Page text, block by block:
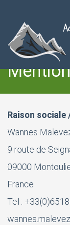
Raison sociale
Wannes
9 route de
09000
France
Tel :